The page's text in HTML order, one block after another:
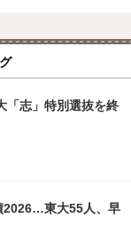
「志」特別選抜を終
2026…東大55人、早